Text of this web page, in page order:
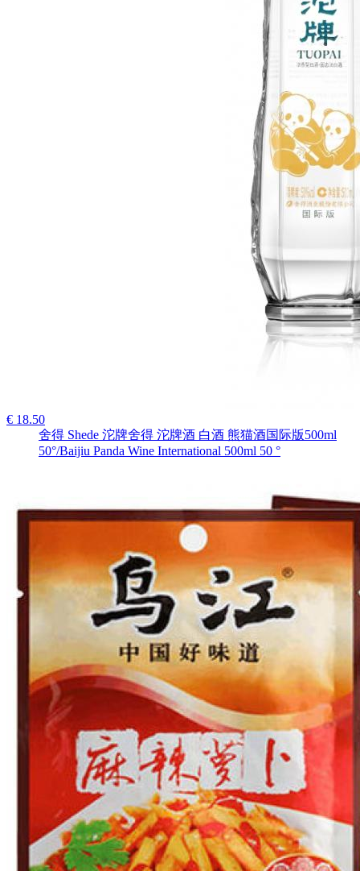
€ 18.50
舍得 Shede 沱牌舍得 沱牌酒 白酒 熊猫酒国际版500ml
50°/Baijiu Panda Wine International 500ml 50 °